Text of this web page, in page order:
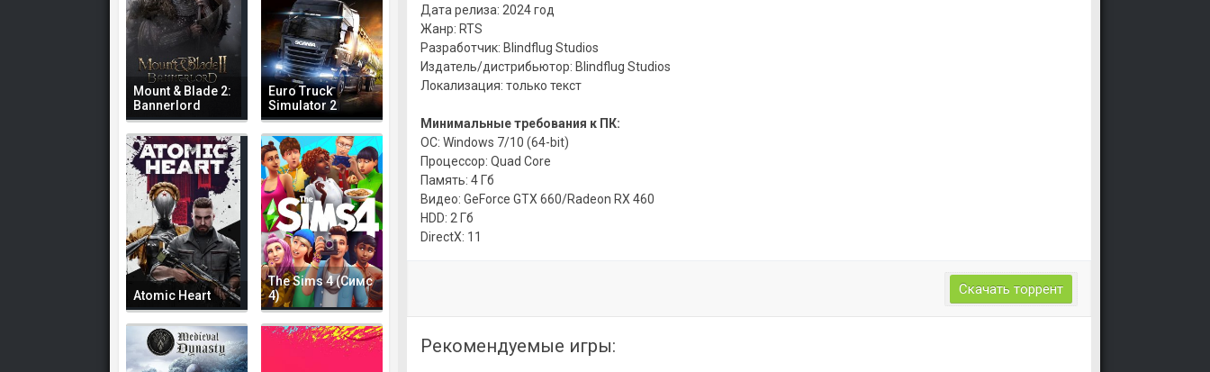
Дата релиза: 2024 год
Жанр: RTS
Разработчик: Blindflug Studios
Издатель/дистрибьютор: Blindflug Studios
Локализация: только текст
Минимальные требования к ПК:
ОС: Windows 7/10 (64-bit)
Процессор: Quad Core
Память: 4 Гб
Видео: GeForce GTX 660/Radeon RX 460
HDD: 2 Гб
DirectX: 11
Скачать торрент
Рекомендуемые игры:
Mount & Blade 2:
Bannerlord
Euro Truck
Simulator 2
Atomic Heart
The Sims 4 (Симс
4)